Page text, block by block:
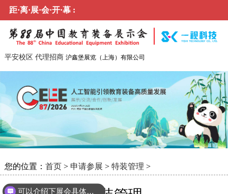
距·离·展·会·开·幕 :
平安校区 代理招商 沪鑫堡展览（上海）有限公司
您的位置： 首页> 申请参展 > 特装管理 >
可以介绍下展会具体时间地点么？